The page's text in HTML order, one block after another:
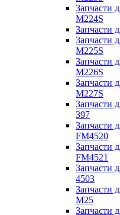
Запчасти
M224S
Запчасти
Запчасти
M225S
Запчасти
M226S
Запчасти
M227S
Запчасти
397
Запчасти
FM4520
Запчасти
FM4521
Запчасти
4503
Запчасти
M25
Запчасти